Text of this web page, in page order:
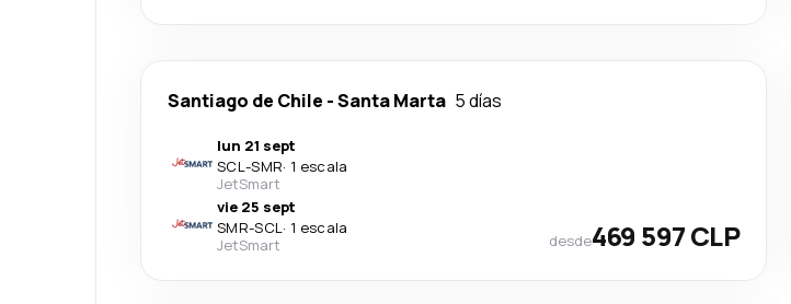
Santiago de Chile -Santa Marta 5 días
lun 21 sept
SCL-SMR· 1 escala
JetSmart
vie 25 sept
SMR-SCL· 1 escala
JetSmart
desde469 597 CLP